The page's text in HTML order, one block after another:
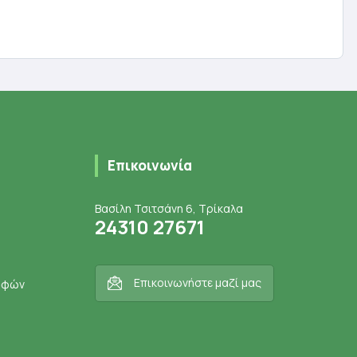
Επικοινωνία
Βασίλη Τσιτσάνη 6, Τρίκαλα
24310 27671
Επικοινωνήστε μαζί μας